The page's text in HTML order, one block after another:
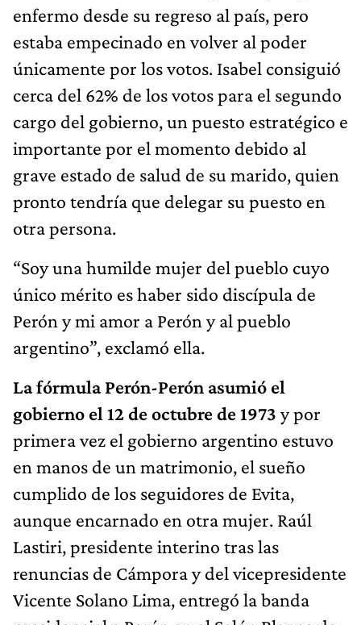
enfermo desde su regreso al país, pero
estaba empecinado en volver al poder
únicamente por los votos. Isabel consiguió
cerca del 62% de los votos para el segundo
cargo del gobierno, un puesto estratégico e
importante por el momento debido al
grave estado de salud de su marido, quien
pronto tendría que delegar su puesto en
otra persona.
“Soy una humilde mujer del pueblo cuyo
único mérito es haber sido discípula de
Perón y mi amor a Perón y al pueblo
argentino”, exclamó ella.
La fórmula Perón-Perón asumió el
gobierno el 12 de octubre de 1973 y por
primera vez el gobierno argentino estuvo
en manos de un matrimonio, el sueño
cumplido de los seguidores de Evita,
aunque encarnado en otra mujer. Raúl
Lastiri, presidente interino tras las
renuncias de Cámpora y del vicepresidente
Vicente Solano Lima, entregó la banda